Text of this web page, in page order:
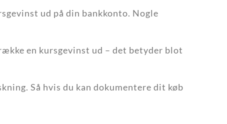
ud på din bankkonto. Nogle
en kursgevinst ud – det betyder blot
Så hvis du kan dokumentere dit køb